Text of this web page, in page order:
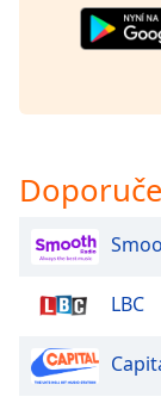
Opacity
Background
Color
Opacity
LBC